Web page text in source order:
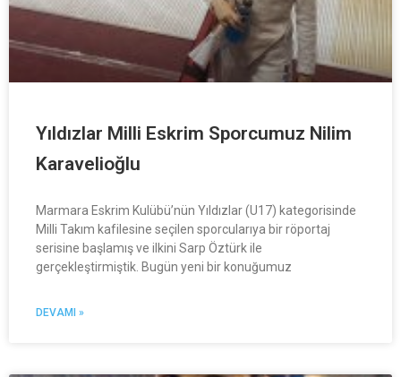
Yıldızlar Milli Eskrim Sporcumuz Nilim
Karavelioğlu
Marmara Eskrim Kulübü’nün Yıldızlar (U17) kategorisinde
Milli Takım kafilesine seçilen sporcularıya bir röportaj
serisine başlamış ve ilkini Sarp Öztürk ile
gerçekleştirmiştik. Bugün yeni bir konuğumuz
DEVAMI »